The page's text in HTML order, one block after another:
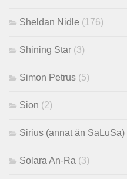
Sheldan Nidle (176)
Shining Star (3)
Simon Petrus (5)
Sion (2)
Sirius (annat än SaLuSa)
Solara An-Ra (3)